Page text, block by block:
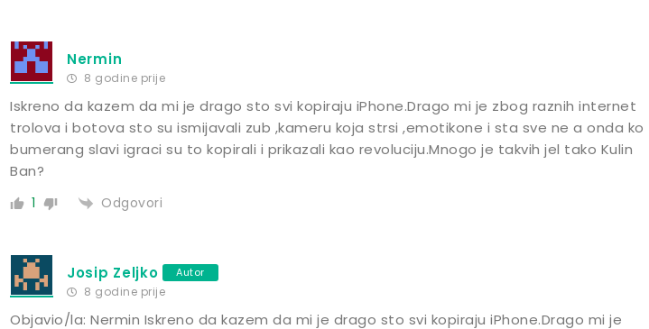
Nermin
8 godine prije
Iskreno da kazem da mi je drago sto svi kopiraju iPhone.Drago mi je zbog raznih internet
trolova i botova sto su ismijavali zub ,kameru koja strsi ,emotikone i sta sve ne a onda ko
bumerang slavi igraci su to kopirali i prikazali kao revoluciju.Mnogo je takvih jel tako Kulin
Ban?
1 Odgovori
Josip Zeljko Autor
8 godine prije
Objavio/la: Nermin Iskreno da kazem da mi je drago sto svi kopiraju iPhone.Drago mi je